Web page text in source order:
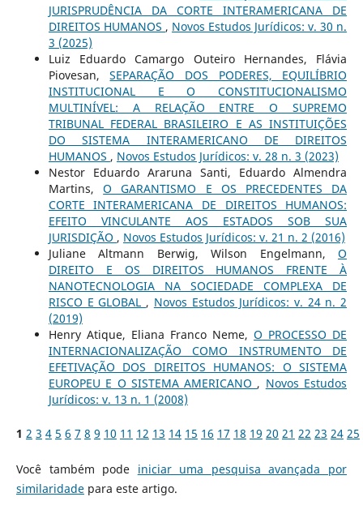
JURISPRUDÊNCIA DA CORTE INTERAMERICANA DE
DIREITOS HUMANOS , Novos Estudos Jurí­dicos: v. 30 n.
3 (2025)
Luiz Eduardo Camargo Outeiro Hernandes, Flávia
Piovesan,SEPARAÇÃO DOS PODERES, EQUILÍBRIO
INSTITUCIONAL E O CONSTITUCIONALISMO
MULTINÍVEL: A RELAÇÃO ENTRE O SUPREMO
TRIBUNAL FEDERAL BRASILEIRO E AS INSTITUIÇÕES
DO SISTEMA INTERAMERICANO DE DIREITOS
HUMANOS , Novos Estudos Jurí­dicos: v. 28 n. 3 (2023)
Nestor Eduardo Araruna Santi, Eduardo Almendra
Martins,O GARANTISMO E OS PRECEDENTES DA
CORTE INTERAMERICANA DE DIREITOS HUMANOS:
EFEITO VINCULANTE AOS ESTADOS SOB SUA
JURISDIÇÃO , Novos Estudos Jurí­dicos: v. 21 n. 2 (2016)
Juliane Altmann Berwig, Wilson Engelmann,O
DIREITO E OS DIREITOS HUMANOS FRENTE À
NANOTECNOLOGIA NA SOCIEDADE COMPLEXA DE
RISCO E GLOBAL , Novos Estudos Jurí­dicos: v. 24 n. 2
(2019)
Henry Atique, Eliana Franco Neme,O PROCESSO DE
INTERNACIONALIZAÇÃO COMO INSTRUMENTO DE
EFETIVAÇÃO DOS DIREITOS HUMANOS: O SISTEMA
EUROPEU E O SISTEMA AMERICANO , Novos Estudos
Jurí­dicos: v. 13 n. 1 (2008)
1 2 3 4 5 6 7 8 9 10 11 12 13 14 15 16 17 18 19 20 21 22 23 24 25
Você também pode iniciar uma pesquisa avançada por
similaridadepara este artigo.